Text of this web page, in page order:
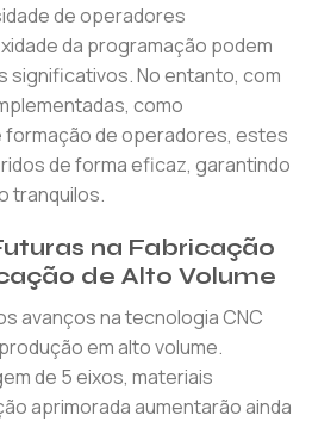
de operadores
da programação podem
No entanto, com
como
formação de operadores, estes
de forma eficaz, garantindo
tranquilos.
na Fabricação
de Alto Volume
avanços na tecnologia CNC
em alto volume.
de 5 eixos, materiais
aprimorada aumentarão ainda